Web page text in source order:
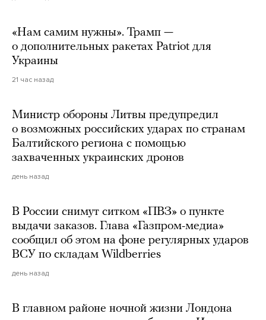
«Нам самим нужны». Трамп —
о дополнительных ракетах Patriot для
Украины
21 час назад
Министр обороны Литвы предупредил
о возможных российских ударах по странам
Балтийского региона с помощью
захваченных украинских дронов
день назад
В России снимут ситком «ПВЗ» о пункте
выдачи заказов. Глава «Газпром-медиа»
сообщил об этом на фоне регулярных ударов
ВСУ по складам Wildberries
день назад
В главном районе ночной жизни Лондона